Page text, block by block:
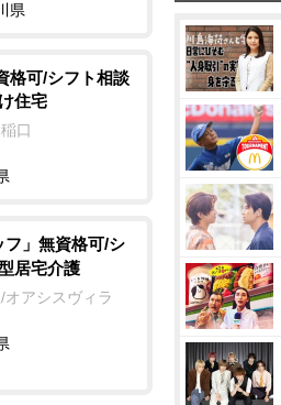
県
格可/シフト相談
住宅
口
フ」無資格可/シ
居宅介護
アシスヴィラ